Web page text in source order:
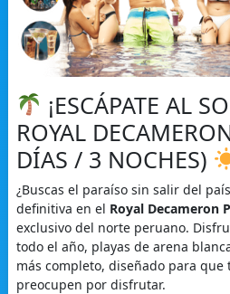
¡ESCÁPATE AL
ROYAL
DÍAS / 3 NOCHES)
¿Buscas el paraíso sin salir del
definitiva en el Royal Decameron
exclusivo del norte peruano.
todo el año, playas de arena
más completo, diseñado para
preocupen por disfrutar.